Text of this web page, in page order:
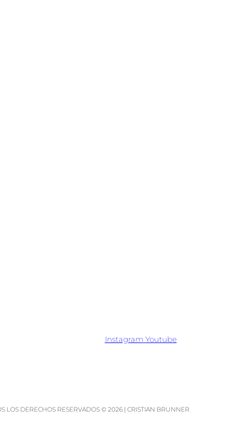
Instagram Youtube
LOS DERECHOS RESERVADOS © 2026 | CRISTIAN BRUNNER